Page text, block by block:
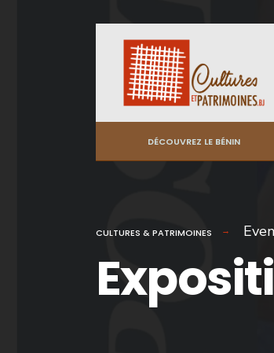
DÉCOUVREZ LE BÉNIN
CULTURES & PATRIMOINES